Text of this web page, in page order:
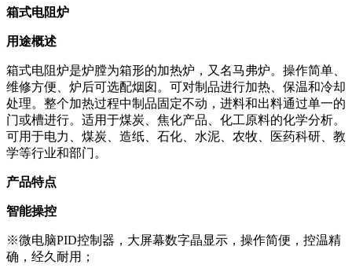
箱式电阻炉
用途概述
箱式电阻炉是炉膛为箱形的加热炉，又名马弗炉。操作简单、
维修方便、炉后可选配烟囱。可对制品进行加热、保温和冷却
处理。整个加热过程中制品固定不动，进料和出料通过单一的
门或槽进行。适用于煤炭、焦化产品、化工原料的化学分析。
可用于电力、煤炭、造纸、石化、水泥、农牧、医药科研、教
学等行业和部门。
产品特点
智能操控
※微电脑PID控制器，大屏幕数字晶显示，操作简便，控温精
确，经久耐用；